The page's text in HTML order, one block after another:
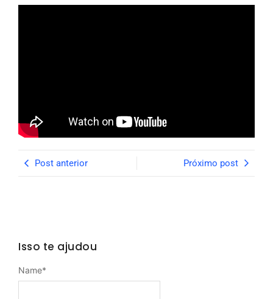
Post anterior Próximo post
Isso te ajudou
Name*